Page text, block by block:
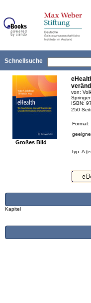
Schnellsuche
Großes Bild
von:
ISBN:
250
Typ: A
Kapitel